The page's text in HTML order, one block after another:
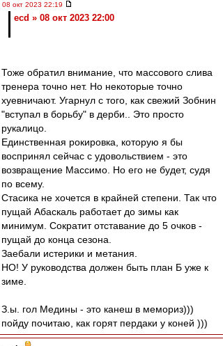
08 окт 2023 22:19
ecd » 08 окт 2023 22:00
Тоже обратил внимание, что массового слива
тренера точно нет. Но некоторые точно
хуевничают. Угарнул с того, как свежий Зобнин
"вступал в борьбу" в дерби.. Это просто
рукалицо.
Единственная рокировка, которую я бы
воспринял сейчас с удовольствием - это
возвращение Массимо. Но его не будет, судя
по всему.
Стасика не хочется в крайней степени. Так что
пущай Абаскаль работает до зимы как
минимум. Сократит отставание до 5 очков -
пущай до конца сезона.
Заебали истерики и метания.
НО! У руководства должен быть план Б уже к
зиме.
З.ы. гол Медины - это канеш в мемориз)))
пойду почитаю, как горят пердаки у коней )))